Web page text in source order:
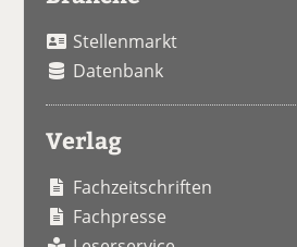
Stellenmarkt
Datenbank
Verlag
Fachzeitschriften
Fachpresse